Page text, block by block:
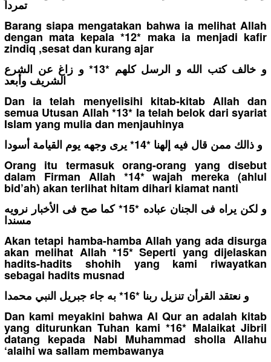
تمردا
Barang siapa mengatakan bahwa ia melihat Allah
dengan mata kepala *12* maka ia menjadi kafir
zindiq ,sesat dan kurang ajar
و خالف كتب الله و الرسل كلهم *13* و زاغ عن الشرع
الشريف وأبعد
Dan ia telah menyelisihi kitab-kitab Allah dan
semua Utusan Allah *13* Ia telah belok dari syariat
Islam yang mulia dan menjauhinya
و ذالك ممن قال فيه إلهنا *14* يرى وجهه يوم القيامة أسودا
Orang itu termasuk orang-orang yang disebut
dalam Firman Allah *14* wajah mereka (ahlul
bid’ah) akan terlihat hitam dihari kiamat nanti
و لكن يراه فى الجنان عباده *15* كما صح فى الأخبار نرويه
مسندا
Akan tetapi hamba-hamba Allah yang ada disurga
akan melihat Allah *15* Seperti yang dijelaskan
hadits-hadits shohih yang kami riwayatkan
sebagai hadits musnad
و نعتقد القرأن تنزيل ربنا *16* به جاء جبريل النبي محمدا
Dan kami meyakini bahwa Al Qur an adalah kitab
yang diturunkan Tuhan kami *16* Malaikat Jibril
datang kepada Nabi Muhammad sholla Allahu
‘alaihi wa sallam membawanya